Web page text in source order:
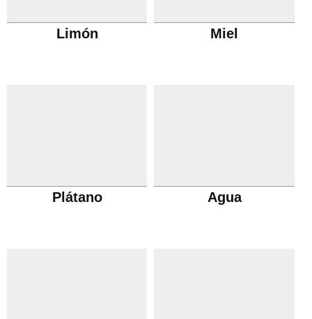
Limón Miel
Plátano Agua